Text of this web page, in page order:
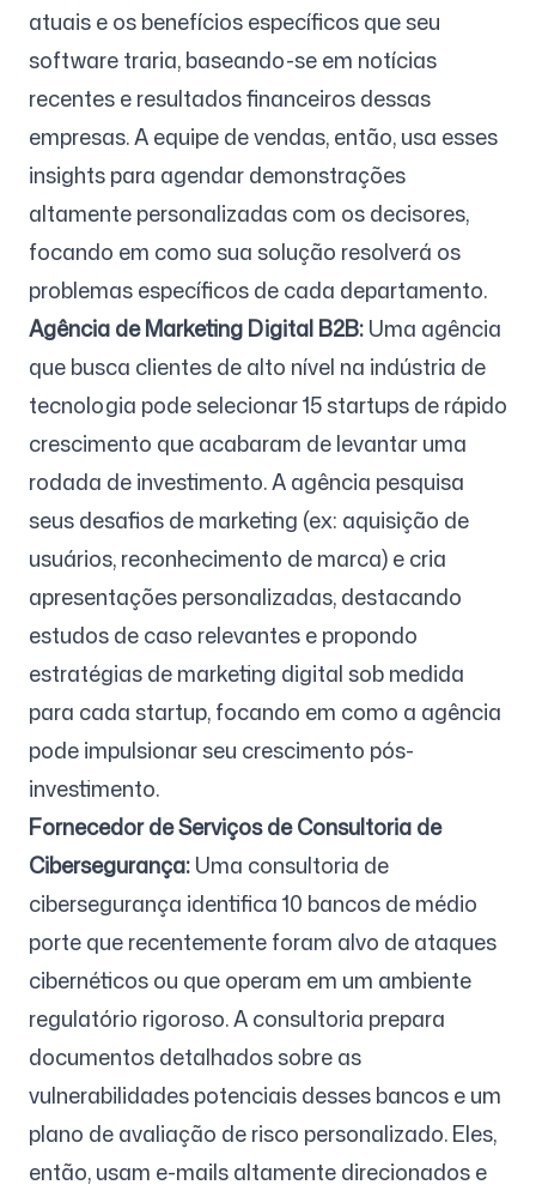
atuais e os benefícios específicos que seu
software traria, baseando-se em notícias
recentes e resultados financeiros dessas
empresas. A equipe de vendas, então, usa esses
insights para agendar demonstrações
altamente personalizadas com os decisores,
focando em como sua solução resolverá os
problemas específicos de cada departamento.
Agência de Marketing Digital B2B:Uma agência
que busca clientes de alto nível na indústria de
tecnologia pode selecionar 15 startups de rápido
crescimento que acabaram de levantar uma
rodada de investimento. A agência pesquisa
seus desafios de marketing (ex: aquisição de
usuários, reconhecimento de marca) e cria
apresentações personalizadas, destacando
estudos de caso relevantes e propondo
estratégias de marketing digital sob medida
para cada startup, focando em como a agência
pode impulsionar seu crescimento pós-
investimento.
Fornecedor de Serviços de Consultoria de
Cibersegurança:Uma consultoria de
cibersegurança identifica 10 bancos de médio
porte que recentemente foram alvo de ataques
cibernéticos ou que operam em um ambiente
regulatório rigoroso. A consultoria prepara
documentos detalhados sobre as
vulnerabilidades potenciais desses bancos e um
plano de avaliação de risco personalizado. Eles,
então, usam e-mails altamente direcionados e